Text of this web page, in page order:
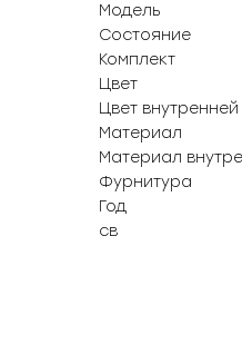
Модель
Состояние
Комплект
Цвет
Цвет
Материал
Материал
Фурнитура
Год
св